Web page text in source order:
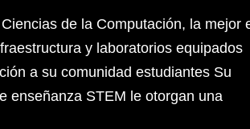
de la Computación, la mejor
y laboratorios equipados
a su comunidad estudiantes Su
enseñanza STEM le otorgan una